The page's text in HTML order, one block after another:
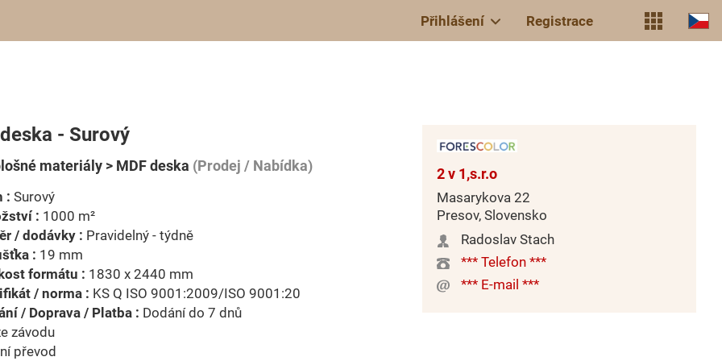
Přihlášení Registrace
- Surový
materiály > MDF deska (Prodej / Nabídka)
: Surový
: 1000 m²
/ dodávky : Pravidelný - týdně
: 19 mm
formátu : 1830 x 2440 mm
/ norma : KS Q ISO 9001:2009/ISO 9001:20
/ Doprava / Platba : Dodání do 7 dnů
závodu
převod
2 v 1,s.r.o
Masarykova 22
Presov, Slovensko
Radoslav Stach
*** Telefon ***
*** E-mail ***